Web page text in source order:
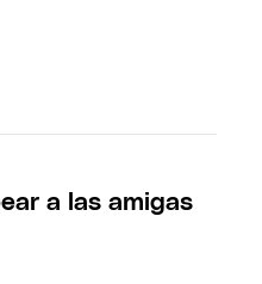
a las amigas